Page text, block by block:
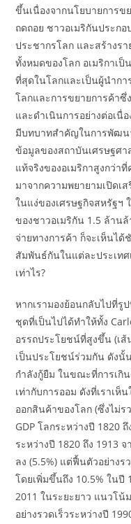
ขึ้นเนื่องจากนโยบายการ
ถดถอย ชาวอเมริกันประก
ประชากรโลก และสร้างร
ทั้งหมดของโลก อเมริกาเ
ที่สุดในโลกและเป็นผู้นำก
โลกและการขยายการค้าซึ่
และดำเนินการอย่างต่อเนื่
มีบทบาทสำคัญในการพัฒน
ข้อมูลของสถาบันเศรษฐศา
แท้จริงของอเมริกาสูงกว่า
มาจากความพยายามเปิดเ
ในแง่ของเศรษฐกิจสหรัฐฯ
ของชาวอเมริกัน 1.5 ล้าน
จ่ายทางการค้า ก็จะเห็นไ
สัมพันธ์กันในแต่ละประเท
เท่าไร?
หากเรามองย้อนกลับไปที่รู
ชุดที่เป็นไปได้ทำให้ทั้ง
อรรถประโยชน์ที่สูงขึ้น (เ
เป็นประโยชน์ร่วมกัน ดังนั้
กำลังกู้ยืม ในขณะที่การเกิ
เท่ากับการออม ดังที่เราเห็
ออกสินค้าของโลก (ซึ่งไม่
GDP โลกระหว่างปี 1820
ระหว่างปี 1820 ถึง 1913
ลง (5.5%) แต่ฟื้นตัวอย่างร
โดยเพิ่มขึ้นถึง 10.5% ในปี
2011 ในระยะยาว แนวโน้
อย่างรวดเร็วระหว่างปี